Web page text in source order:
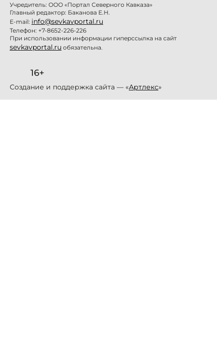
Учредитель: ООО «Портал Северного Кавказа»
Главный редактор: Баканова Е.Н.
E-mail: info@sevkavportal.ru
Телефон: +7-8652-226-226
При использовании информации гиперссылка на сайт
sevkavportal.ru обязательна.
16+
Создание и поддержка сайта — «Артлекс»